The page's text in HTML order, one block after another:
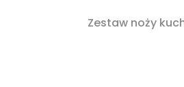
Zestaw noży